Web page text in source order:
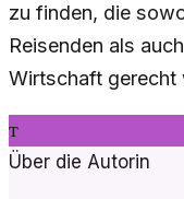
zu finden, die
Reisenden als
Wirtschaft gerecht
T
Über die Autorin